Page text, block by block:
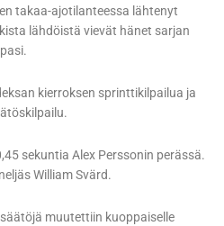
takaa-ajotilanteessa lähtenyt
lähdöistä vievät hänet sarjan
kierroksen sprinttikilpailua ja
sekuntia Alex Perssonin perässä.
William Svärd.
muutettiin kuoppaiselle